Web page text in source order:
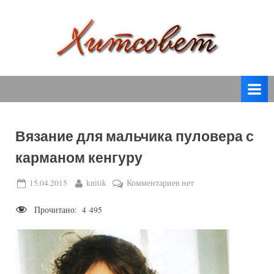
т
о
в
е
спицами,
крючком,
вязаные
модели
с
описанием
Вязание для мальчика пуловера с
карманом кенгуру
Posted
15.04.2015 By
knitik Комментариевкнет
Прочитано: 4 495